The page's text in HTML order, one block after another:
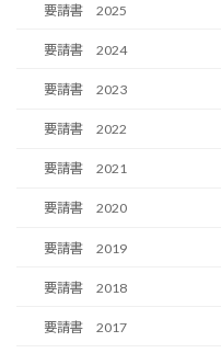
要請書 2025
要請書 2024
要請書 2023
要請書 2022
要請書 2021
要請書 2020
要請書 2019
要請書 2018
要請書 2017